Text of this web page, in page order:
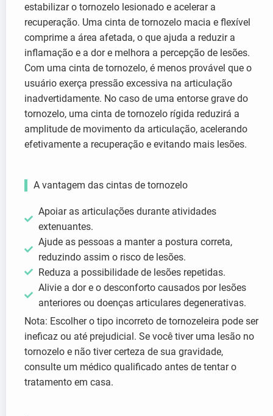
estabilizar o tornozelo lesionado e acelerar a
recuperação. Uma cinta de tornozelo macia e flexível
comprime a área afetada, o que ajuda a reduzir a
inflamação e a dor e melhora a percepção de lesões.
Com uma cinta de tornozelo, é menos provável que o
usuário exerça pressão excessiva na articulação
inadvertidamente. No caso de uma entorse grave do
tornozelo, uma cinta de tornozelo rígida reduzirá a
amplitude de movimento da articulação, acelerando
efetivamente a recuperação e evitando mais lesões.
A vantagem das cintas de tornozelo
Apoiar as articulações durante atividades
extenuantes.
Ajude as pessoas a manter a postura correta,
reduzindo assim o risco de lesões.
Reduza a possibilidade de lesões repetidas.
Alivie a dor e o desconforto causados por lesões
anteriores ou doenças articulares degenerativas.
Nota: Escolher o tipo incorreto de tornozeleira pode ser
ineficaz ou até prejudicial. Se você tiver uma lesão no
tornozelo e não tiver certeza de sua gravidade,
consulte um médico qualificado antes de tentar o
tratamento em casa.